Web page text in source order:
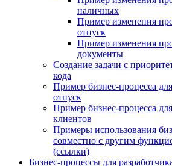
наличных
Пример изменения
отпуск
Пример изменения
документы
Создание задачи с
кода
Пример бизнес-процесса
отпуск
Пример бизнес-процесса
клиентов
Примеры использования
совместно с другим
(ссылки)
Бизнес-процессы для